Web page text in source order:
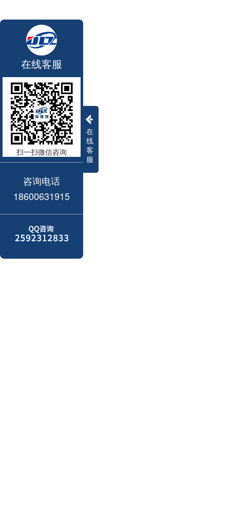
在
线
客
服
在线客服
扫一扫微信咨询
咨询电话
18600631915